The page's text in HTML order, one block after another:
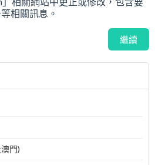
相關訊息。
繼續
門)